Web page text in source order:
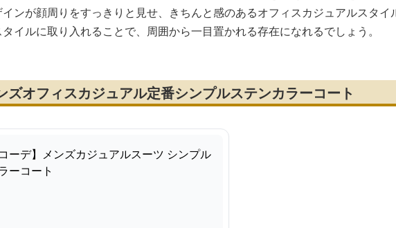
ンが顔周りをすっきりと見せ、きちんと感のあるオフィスカジュアルスタイ
イルに取り入れることで、周囲から一目置かれる存在になれるでしょう。
ズオフィスカジュアル定番シンプルステンカラーコート